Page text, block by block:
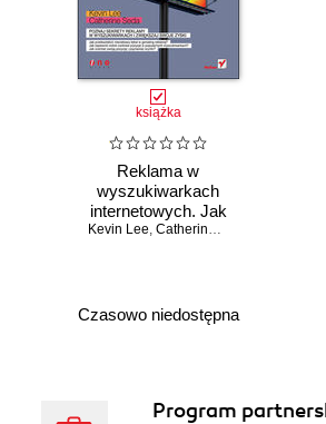
książka
Reklama w
wyszukiwarkach
internetowych. Jak
planować i
Kevin Lee, Catherine Seda
Czasowo niedostępna
Program